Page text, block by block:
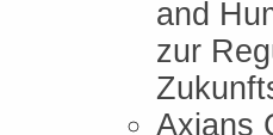
and
zur
Axians